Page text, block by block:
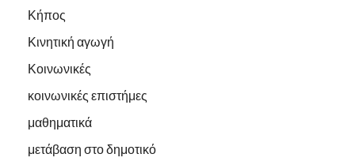
Κήπος
Κινητική αγωγή
Κοινωνικές
κοινωνικές επιστήμες
μαθηματικά
μετάβαση στο δημοτικό